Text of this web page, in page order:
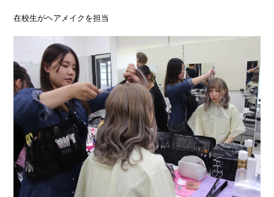
在校生がヘアメイクを担当